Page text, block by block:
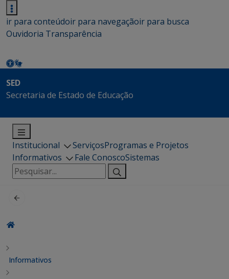
ir para conteúdoir para navegaçãoir para busca
Ouvidoria Transparência
SED
Secretaria de Estado de Educação
Institucional ServiçosProgramas e Projetos
Informativos
Fale ConoscoSistemas
Pesquisar
por:
Informativos